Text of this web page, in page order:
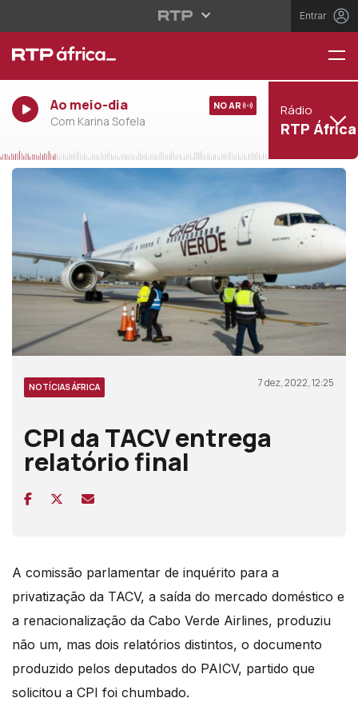
Entrar
Ao meio-dia
Com Karina Sofela
NO AR Rádio
RTP África
NOTÍCIAS ÁFRICA 7 dez, 2022, 12:25
CPI da TACV entrega
relatório final
A comissão parlamentar de inquérito para a
privatização da TACV, a saída do mercado doméstico e
a renacionalização da Cabo Verde Airlines, produziu
não um, mas dois relatórios distintos, o documento
produzido pelos deputados do PAICV, partido que
solicitou a CPI foi chumbado.